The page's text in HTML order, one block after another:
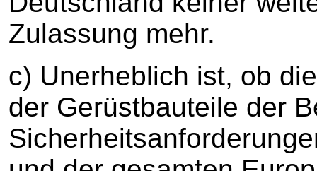
Zulassung mehr.
c) Unerheblich ist, ob
der Gerüstbauteile der